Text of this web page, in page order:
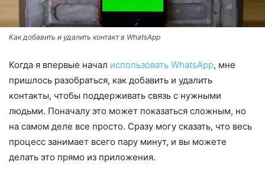
Как добавить и удалить контакт в WhatsApp
Когда я впервые начал использовать WhatsApp, мне
пришлось разобраться, как добавить и удалить
контакты, чтобы поддерживать связь с нужными
людьми. Поначалу это может показаться сложным, но
на самом деле все просто. Сразу могу сказать, что весь
процесс занимает всего пару минут, и вы можете
делать это прямо из приложения.